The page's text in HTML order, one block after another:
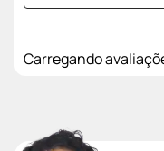
Carregando